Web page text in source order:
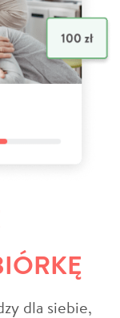
dla siebie,